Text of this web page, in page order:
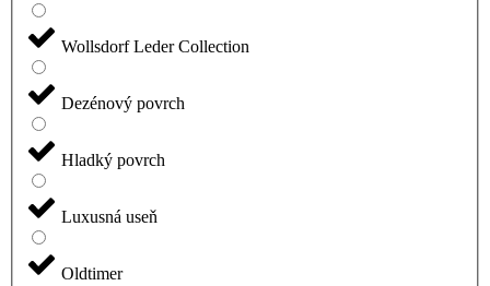
Wollsdorf Leder Collection
Dezénový povrch
Hladký povrch
Luxusná useň
Oldtimer